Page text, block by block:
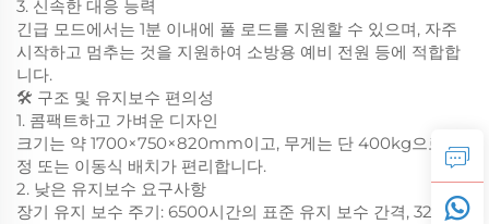
3. 신속한 대응 능력
긴급 모드에서는 1분 이내에 풀 로드를 지원할 수 있으며, 자주
시작하고 멈추는 것을 지원하여 소방용 예비 전원 등에 적합합
니다.
🛠️ 구조 및 유지보수 편의성
1. 콤팩트하고 가벼운 디자인
크기는 약 1700×750×820mm이고, 무게는 단 400kg으로 고
정 또는 이동식 배치가 편리합니다.
2. 낮은 유지보수 요구사항
장기 유지 보수 주기: 6500시간의 표준 유지 보수 간격, 32000